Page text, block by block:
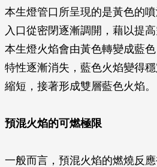
本生燈管口所呈現的是黃色的
入口從密閉逐漸調開，藉以提
本生燈火焰會由黃色轉變成藍
特性逐漸消失，藍色火焰變得
縮短，接著形成雙層藍色火焰。
預混火焰的可燃極限
一般而言，預混火焰的燃燒反